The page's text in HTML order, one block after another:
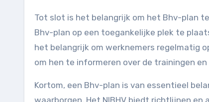
Tot slot is het belangrijk om het Bhv-plan
Bhv-plan op een toegankelijke plek te
het belangrijk om werknemers regelmatig
om hen te informeren over de trainingen
Kortom, een Bhv-plan is van essentieel
waarborgen. Het NIBHV biedt richtlijnen